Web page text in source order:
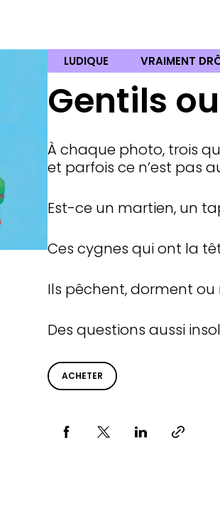
LUDIQUE VRAIMENT
Gentils
À chaque photo, trois
et parfois ce n’est pas
Est-ce un martien, un
Ces cygnes qui ont la
Ils pêchent, dorment
Des questions aussi
ACHETER
Partager via